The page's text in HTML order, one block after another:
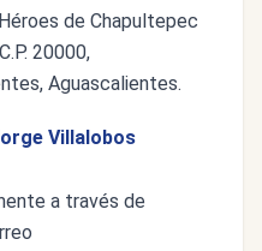
de Chapultepec
20000,
Aguascalientes.
Villalobos
a través de